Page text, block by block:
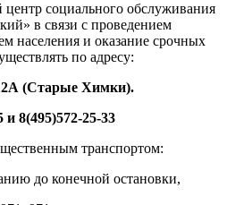
социального обслуживания
в связи с проведением
населения и оказание срочных
по адресу:
2А (Старые Химки).
8(495)572-25-33
транспортом:
до конечной остановки,